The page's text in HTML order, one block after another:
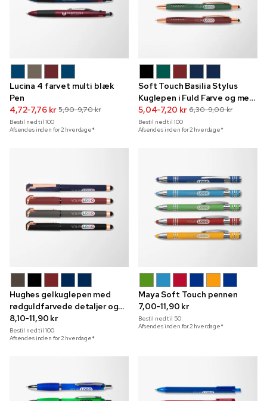
Lucina 4 farvet multi blæk
Pen
4,72-7,76 kr 5,90-9,70 kr
Bestil ned til 100
Afsendes inden for 2 hverdage*
Soft Touch Basilia Stylus
Kuglepen i Fuld Farve og med
Rosagyldne Detaljer
5,04-7,20 kr 6,30-9,00 kr
Bestil ned til 100
Afsendes inden for 2 hverdage*
Hughes gelkuglepen med
rødguldfarvede detaljer og
tryk i fuld farve
8,10-11,90 kr
Bestil ned til 100
Afsendes inden for 2 hverdage*
Maya Soft Touch pennen
7,00-11,90 kr
Bestil ned til 50
Afsendes inden for 2 hverdage*